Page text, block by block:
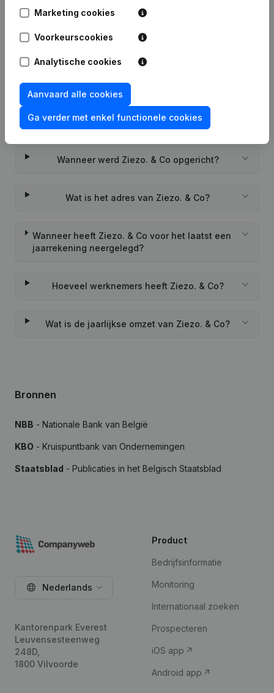
Wat is het btw-nummer van Ziezo. & Co?
Wat is het PEPPOL ID van Ziezo. & Co?
Wanneer werd Ziezo. & Co opgericht?
Wat is het adres van Ziezo. & Co?
Wanneer heeft Ziezo. & Co voor het laatst een
jaarrekening neergelegd?
Hoeveel werknemers heeft Ziezo. & Co?
Wat is de jaarlijkse omzet van Ziezo. & Co?
Bronnen
NBB - Nationale Bank van België
KBO - Kruispuntbank van Ondernemingen
Staatsblad - Publicaties in het Belgisch Staatsblad
Marketing cookies
Voorkeurscookies
Analytische cookies
Aanvaard alle cookies
Ga verder met enkel functionele cookies
Nederlands
Kantorenpark Everest
Leuvensesteenweg
248D,
1800 Vilvoorde
Product
Bedrijfsinformatie
Monitoring
Internationaal zoeken
Prospecteren
iOS app
Android app